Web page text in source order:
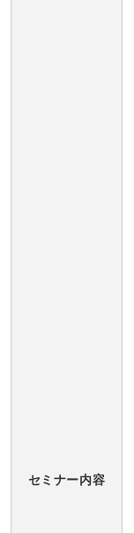
セミナー内容